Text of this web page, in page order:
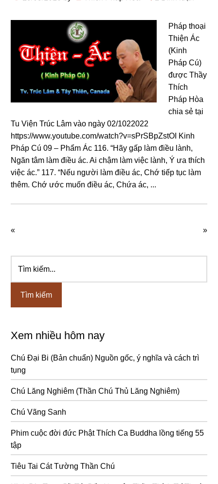
Pháp thoại
Thiện Ác
(Kinh
Pháp Cú)
được Thầy
Thích
Pháp Hòa
chia sẻ tại
Tu Viện Trúc Lâm vào ngày 02/1022022
https://www.youtube.com/watch?v=sPrSBpZstOI Kinh
Pháp Cú 09 – Phẩm Ác 116. “Hãy gấp làm điều lành,
Ngăn tâm làm điều ác. Ai chậm làm việc lành, Ý ưa thích
việc ác.” 117. “Nếu người làm điều ác, Chớ tiếp tục làm
thêm. Chớ ước muốn điều ác, Chứa ác, ...
« »
Sidebar
chính
kiếm...
Xem nhiều hôm nay
Chú Đại Bi (Bản chuẩn) Nguồn gốc, ý nghĩa và cách trì
tụng
Chú Lăng Nghiêm (Thần Chú Thủ Lăng Nghiêm)
Chú Vãng Sanh
Phim cuộc đời đức Phật Thích Ca Buddha lồng tiếng 55
tập
Tiêu Tai Cát Tường Thần Chú